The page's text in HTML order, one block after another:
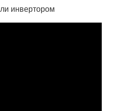
инвертором